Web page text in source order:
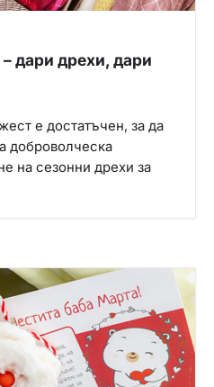
дари дрехи, дари
е достатъчен, за да
доброволческа
на сезонни дрехи за